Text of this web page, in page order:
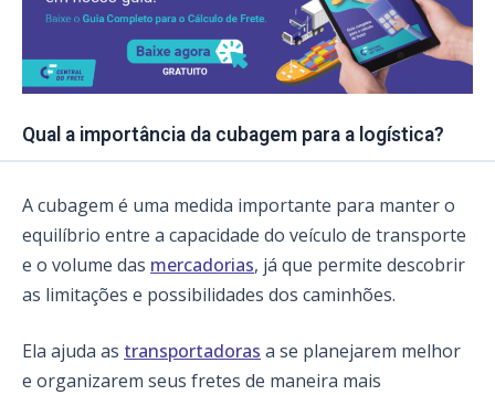
Qual a importância da cubagem para a logística?
A cubagem é uma medida importante para manter o
equilíbrio entre a capacidade do veículo de transporte
e o volume das mercadorias, já que permite descobrir
as limitações e possibilidades dos caminhões.
Ela ajuda as transportadoras a se planejarem melhor
e organizarem seus fretes de maneira mais